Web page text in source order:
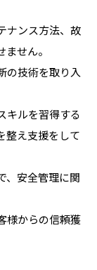
ナンス方法、故
せん。
の技術を取り入
キルを習得する
整え支援をして
、安全管理に関
様からの信頼獲